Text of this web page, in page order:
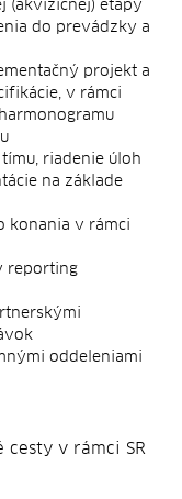
(akvizičnej) etapy
do prevádzky a
projekt a
v rámci
riadenie úloh
na základe
konania v rámci
reporting
oddeleniami
cesty v rámci SR